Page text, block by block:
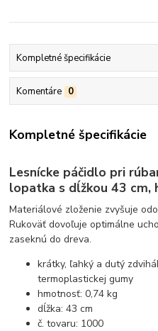
Kompletné špecifikácie
Komentáre 0
Kompletné špecifikácie
Lesnícke páčidlo pri
lopatka s dĺžkou 43 cm,
Materiálové zloženie zvyšuje
Rukoväť dovoľuje optimálne
zaseknú do dreva.
krátky, ľahký a dutý
termoplastickej gumy
hmotnosť: 0,74 kg
dĺžka: 43 cm
č. tovaru: 1000